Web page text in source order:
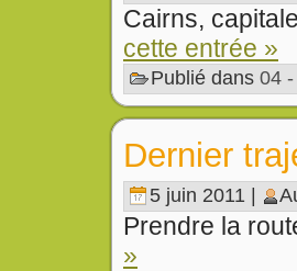
Cairns,
cette entrée »
Publié dans 04
Dernier
5 juin 2011 |
Prendre la
»